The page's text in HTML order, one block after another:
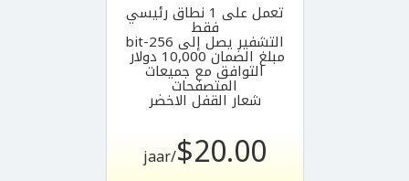
تعمل على 1 نطاق رئيسي
فقط
التشفير يصل إلى 256-bit
مبلغ الضمان 10,000 دولار
التوافق مع جميعات
المتصفحات
شعار القفل الاخضر
$20.00
/jaar